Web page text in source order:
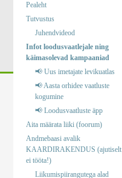
Pealeht
Tutvustus
Juhendvideod
Infot loodusvaatlejale ning
käimasolevad kampaaniad
📢 Uus imetajate levikuatlas
📢 Aasta orhidee vaatluste
kogumine
📢 Loodusvaatluste äpp
Aita määrata liiki (foorum)
Andmebaasi avalik
KAARDIRAKENDUS (ajutiselt
ei tööta!)
Liikumispiirangutega alad